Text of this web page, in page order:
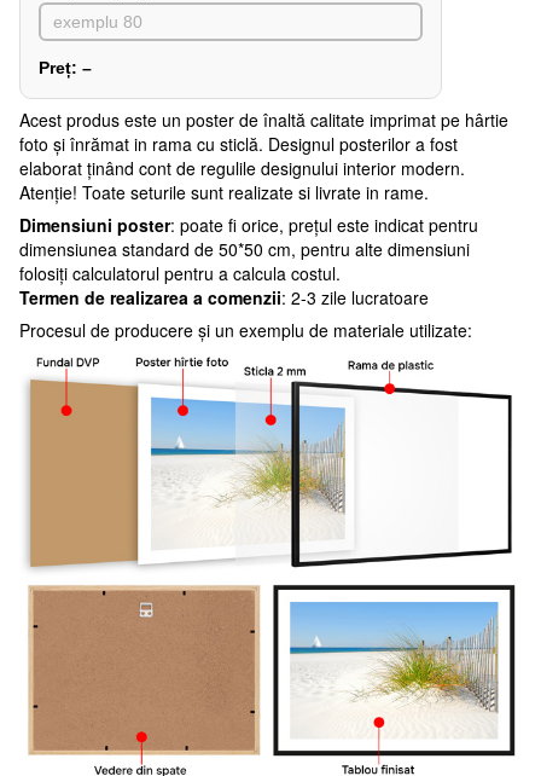
Preț: –
Acest produs este un poster de înaltă calitate imprimat pe hârtie
foto și înrămat in rama cu sticlă. Designul posterilor a fost
elaborat ținând cont de regulile designului interior modern.
Atenţie! Toate seturile sunt realizate si livrate in rame.
Dimensiuni poster: poate fi orice, prețul este indicat pentru
dimensiunea standard de 50*50 cm, pentru alte dimensiuni
folosiți calculatorul pentru a calcula costul.
Termen de realizarea a comenzii: 2-3 zile lucratoare
Procesul de producere și un exemplu de materiale utilizate: